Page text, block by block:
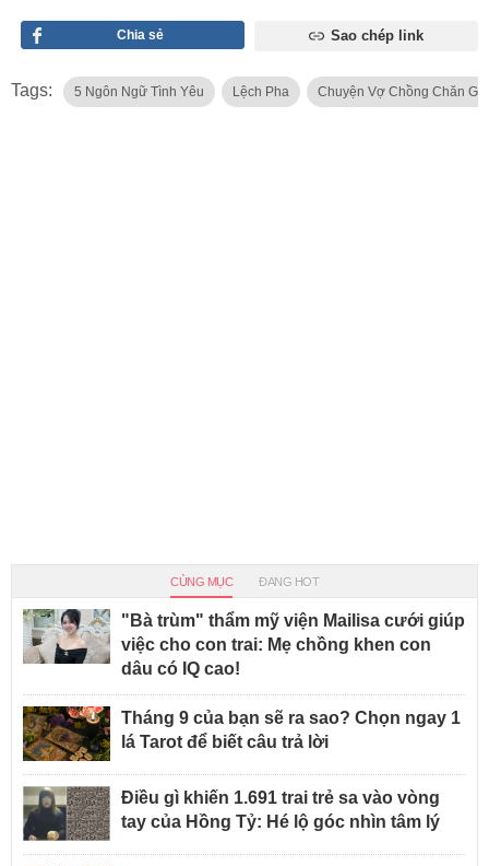
Chia sẻ Sao chép link
Tags: 5 Ngôn Ngữ Tình Yêu Lệch Pha Chuyện Vợ Chồng Chăn Gối
CÙNG MỤC ĐANG HOT
"Bà trùm" thẩm mỹ viện Mailisa cưới giúp
việc cho con trai: Mẹ chồng khen con
dâu có IQ cao!
Tháng 9 của bạn sẽ ra sao? Chọn ngay 1
lá Tarot để biết câu trả lời
Điều gì khiến 1.691 trai trẻ sa vào vòng
tay của Hồng Tỷ: Hé lộ góc nhìn tâm lý